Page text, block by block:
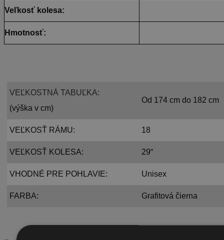
Veľkosť kolesa:
Hmotnosť:
VEĽKOSTNÁ TABUĽKA:
(výška v cm)
Od 174 cm do 182 cm
VEĽKOSŤ RÁMU: 18
VEĽKOSŤ KOLESA: 29“
VHODNÉ PRE POHLAVIE: Unisex
FARBA: Grafitová čierna